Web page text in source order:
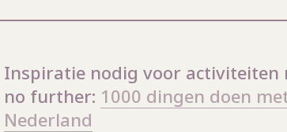
Inspiratie nodig voor activiteiten
no further: 1000 dingen doen
Nederland